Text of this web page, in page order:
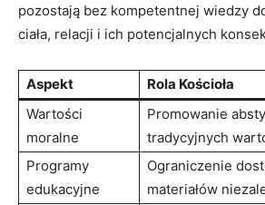
pozostają bez kompetentnej wiedzy⁣
⁣ciała, relacji i ich potencjalnych
Aspekt
Rola Kościoła
Wartości
moralne
Promowanie
tradycyjnych
Programy
⁤edukacyjne
Ograniczenie
materiałów⁣